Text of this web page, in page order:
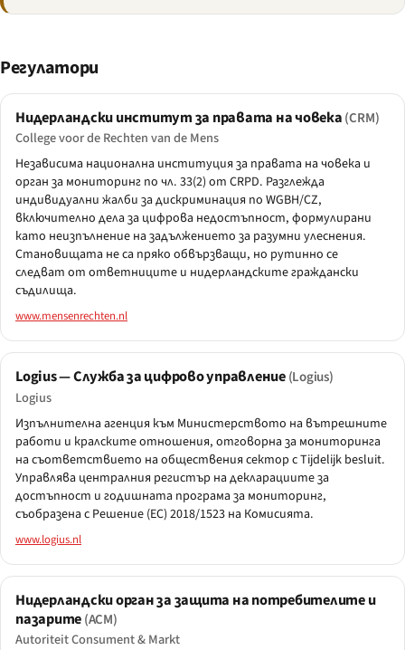
Регулатори
Нидерландски институт за правата на човека(CRM)
College voor de Rechten van de Mens
Независима национална институция за правата на човека и
орган за мониторинг по чл. 33(2) от CRPD. Разглежда
индивидуални жалби за дискриминация по WGBH/CZ,
включително дела за цифрова недостъпност, формулирани
като неизпълнение на задължението за разумни улеснения.
Становищата не са пряко обвързващи, но рутинно се
следват от ответниците и нидерландските граждански
съдилища.
www.mensenrechten.nl
Logius — Служба за цифрово управление(Logius)
Logius
Изпълнителна агенция към Министерството на вътрешните
работи и кралските отношения, отговорна за мониторинга
на съответствието на обществения сектор с Tijdelijk besluit.
Управлява централния регистър на декларациите за
достъпност и годишната програма за мониторинг,
съобразена с Решение (ЕС) 2018/1523 на Комисията.
www.logius.nl
Нидерландски орган за защита на потребителите и
пазарите(ACM)
Autoriteit Consument & Markt